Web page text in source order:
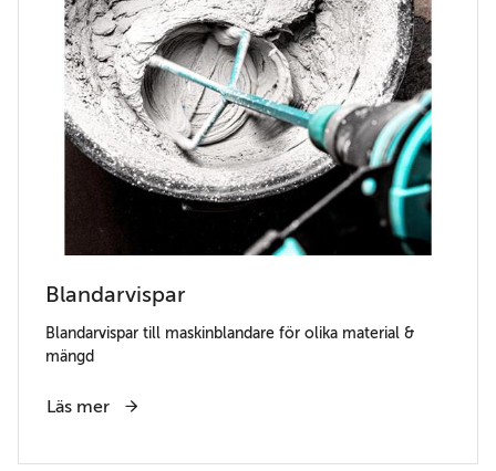
Blandarvispar
Blandarvispar till maskinblandare för olika material &
mängd
Läs mer